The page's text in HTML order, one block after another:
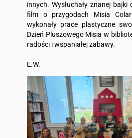
innych. Wysłuchały znanej
film o przygodach Misia
wykonały prace plastyczne
Dzień Pluszowego Misia w
radości i wspaniałej zabawy.
E.W.